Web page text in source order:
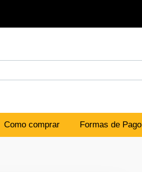
Como comprar Formas de Pago